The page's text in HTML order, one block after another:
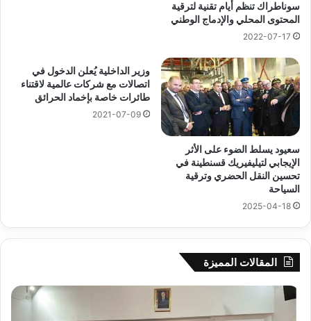
سوناطراك تنظم أيام تقنية لترقية
المحتوى المحلي والإدماج الوطني
2022-07-17
سعيود يسلط الضوء على الأثر
الإيجابي لتيليفيريك قسنطينة في
تحسين النقل الحضري وترقية
السياحة
2025-04-18
وزير الداخلية يُعلن الدخول في
اتصالات مع شركات عالمية لاقتناء
طائرات خاصة بإخماد الحرائق
2021-07-09
المقالات المميزة
جيجل: